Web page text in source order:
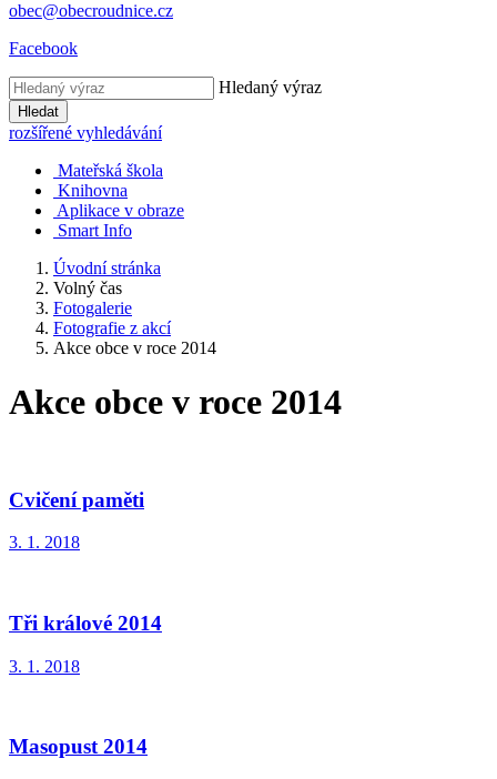
obec@obecroudnice.cz
Facebook
Hledaný výraz
Hledat
rozšířené vyhledávání
Mateřská škola
Knihovna
Aplikace v obraze
Smart Info
Úvodní stránka
Volný čas
Fotogalerie
Fotografie z akcí
Akce obce v roce 2014
Akce obce v roce 2014
Cvičení paměti
3. 1. 2018
Tři králové 2014
3. 1. 2018
Masopust 2014